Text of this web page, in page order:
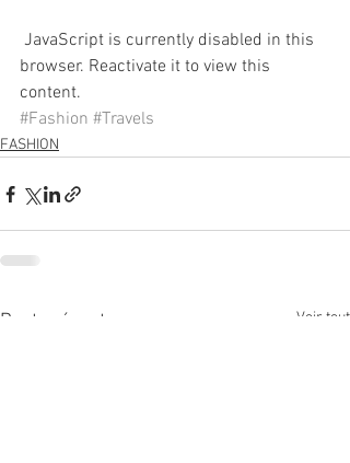
browser. Reactivate it to view this
content.
#Fashion #Travels
FASHION
Posts récents Voir tout